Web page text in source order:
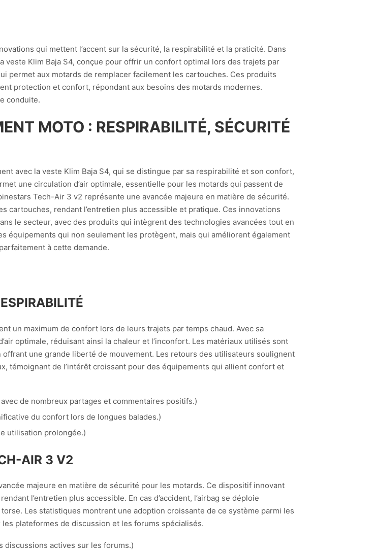
qui mettent l’accent sur la sécurité, la respirabilité et la praticité. Dans
Klim Baja S4, conçue pour offrir un confort optimal lors des trajets par
permet aux motards de remplacer facilement les cartouches. Ces produits
protection et confort, répondant aux besoins des motards modernes.
conduite.
MOTO : RESPIRABILITÉ, SÉCURITÉ
avec la veste Klim Baja S4, qui se distingue par sa respirabilité et son confort,
une circulation d’air optimale, essentielle pour les motards qui passent de
Tech-Air 3 v2 représente une avancée majeure en matière de sécurité.
cartouches, rendant l’entretien plus accessible et pratique. Ces innovations
le secteur, avec des produits qui intègrent des technologies avancées tout en
équipements qui non seulement les protègent, mais qui améliorent également
à cette demande.
un maximum de confort lors de leurs trajets par temps chaud. Avec sa
optimale, réduisant ainsi la chaleur et l’inconfort. Les matériaux utilisés sont
une grande liberté de mouvement. Les retours des utilisateurs soulignent
témoignant de l’intérêt croissant pour des équipements qui allient confort et
de nombreux partages et commentaires positifs.)
du confort lors de longues balades.)
utilisation prolongée.)
AIR 3 V2
majeure en matière de sécurité pour les motards. Ce dispositif innovant
l’entretien plus accessible. En cas d’accident, l’airbag se déploie
Les statistiques montrent une adoption croissante de ce système parmi les
plateformes de discussion et les forums spécialisés.
discussions actives sur les forums.)